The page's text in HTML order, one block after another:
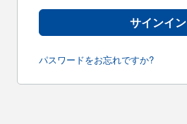
パスワードをお忘れですか?
サインイン